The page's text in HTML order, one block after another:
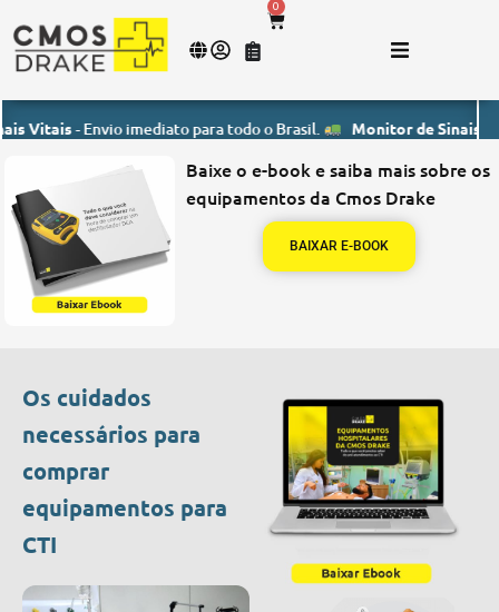
0
- Envio imediato para todo o Brasil. Monitor de Sinais Vitais-
Baixe o e-book e saiba mais sobre os
equipamentos da Cmos Drake
BAIXAR E-BOOK
Os cuidados
necessários para
comprar
equipamentos para
CTI